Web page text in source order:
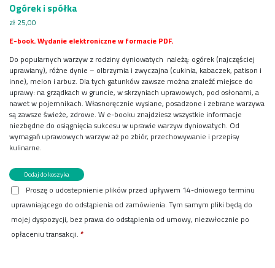
Ogórek i spółka
zł 25,00
E-book. Wydanie elektroniczne w formacie PDF.
Do popularnych warzyw z rodziny dyniowatych należą: ogórek (najczęściej
uprawiany), różne dynie – olbrzymia i zwyczajna (cukinia, kabaczek, patison i
inne), melon i arbuz. Dla tych gatunków zawsze można znaleźć miejsce do
uprawy: na grządkach w gruncie, w skrzyniach uprawowych, pod osłonami, a
nawet w pojemnikach. Własnoręcznie wysiane, posadzone i zebrane warzywa
są zawsze świeże, zdrowe. W e-booku znajdziesz wszystkie informacje
niezbędne do osiągnięcia sukcesu w uprawie warzyw dyniowatych. Od
wymagań uprawowych warzyw aż po zbiór, przechowywanie i przepisy
kulinarne.
ilość
Ogórek
spółka
Dodaj do koszyka
Proszę o udostepnienie plików przed upływem 14-dniowego terminu
uprawniającego do odstąpienia od zamówienia. Tym samym pliki będą do
mojej dyspozycji, bez prawa do odstąpienia od umowy, niezwłocznie po
opłaceniu transakcji. *